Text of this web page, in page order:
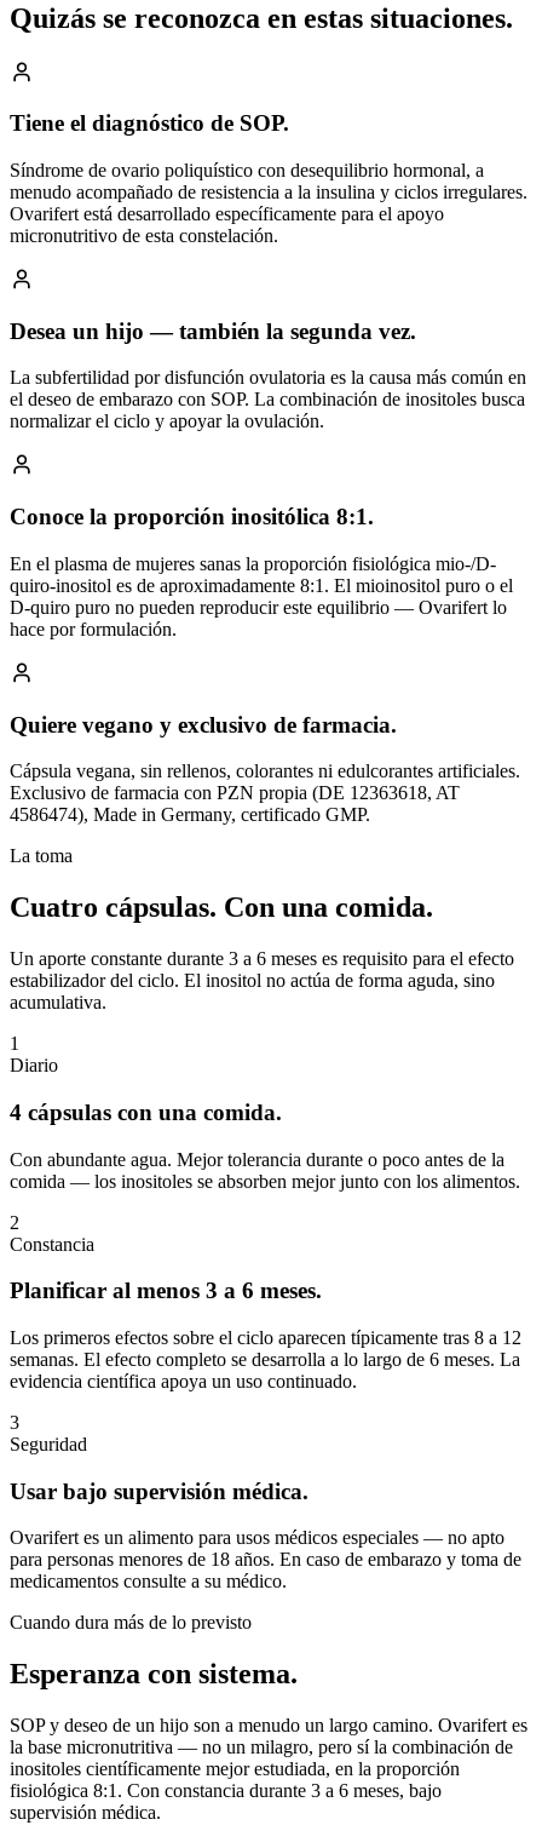
Quizás se reconozca en estas situaciones.
Tiene el diagnóstico de SOP.
Síndrome de ovario poliquístico con desequilibrio hormonal, a
menudo acompañado de resistencia a la insulina y ciclos irregulares.
Ovarifert está desarrollado específicamente para el apoyo
micronutritivo de esta constelación.
Desea un hijo — también la segunda vez.
La subfertilidad por disfunción ovulatoria es la causa más común en
el deseo de embarazo con SOP. La combinación de inositoles busca
normalizar el ciclo y apoyar la ovulación.
Conoce la proporción inositólica 8:1.
En el plasma de mujeres sanas la proporción fisiológica mio-/D-
quiro-inositol es de aproximadamente 8:1. El mioinositol puro o el
D-quiro puro no pueden reproducir este equilibrio — Ovarifert lo
hace por formulación.
Quiere vegano y exclusivo de farmacia.
Cápsula vegana, sin rellenos, colorantes ni edulcorantes artificiales.
Exclusivo de farmacia con PZN propia (DE 12363618, AT
4586474), Made in Germany, certificado GMP.
La toma
Cuatro cápsulas. Con una comida.
Un aporte constante durante 3 a 6 meses es requisito para el efecto
estabilizador del ciclo. El inositol no actúa de forma aguda, sino
acumulativa.
1
Diario
4 cápsulas con una comida.
Con abundante agua. Mejor tolerancia durante o poco antes de la
comida — los inositoles se absorben mejor junto con los alimentos.
2
Constancia
Planificar al menos 3 a 6 meses.
Los primeros efectos sobre el ciclo aparecen típicamente tras 8 a 12
semanas. El efecto completo se desarrolla a lo largo de 6 meses. La
evidencia científica apoya un uso continuado.
3
Seguridad
Usar bajo supervisión médica.
Ovarifert es un alimento para usos médicos especiales — no apto
para personas menores de 18 años. En caso de embarazo y toma de
medicamentos consulte a su médico.
Cuando dura más de lo previsto
Esperanza con sistema.
SOP y deseo de un hijo son a menudo un largo camino. Ovarifert es
la base micronutritiva — no un milagro, pero sí la combinación de
inositoles científicamente mejor estudiada, en la proporción
fisiológica 8:1. Con constancia durante 3 a 6 meses, bajo
supervisión médica.